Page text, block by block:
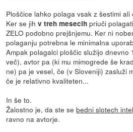
Ploščice lahko polaga vsak z šestimi
Ker se jihv treh mesecihpriuči
ZELO podobno prejšnjemu. Ker ni
polaganju potrebna le minimalna
Ampak polagalci ploščic služijo
več), avtor pa (ki mu mimogrede še
ne) pa je vesel, če (v Sloveniji) zasluži
če je relativno kvaliteten...
In še to.
Žalostno je, da ste sebedni slotech
ravno na avtorje.